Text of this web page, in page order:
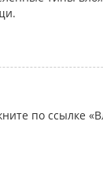
по ссылке